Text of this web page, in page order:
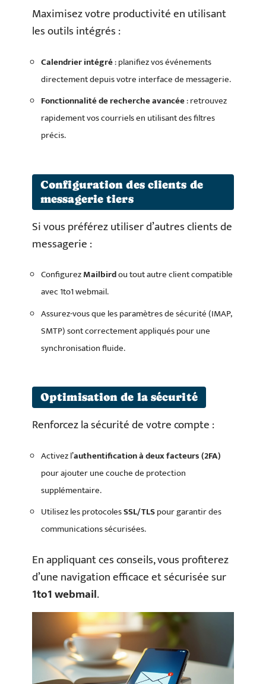
Maximisez votre productivité en utilisant
les outils intégrés :
Calendrier intégré: planifiez vos événements
directement depuis votre interface de messagerie.
Fonctionnalité de recherche avancée: retrouvez
rapidement vos courriels en utilisant des filtres
précis.
Configuration des clients de
messagerie tiers
Si vous préférez utiliser d’autres clients de
messagerie :
ConfigurezMailbirdou tout autre client compatible
avec 1to1 webmail.
Assurez-vous que les paramètres de sécurité (IMAP,
SMTP) sont correctement appliqués pour une
synchronisation fluide.
Optimisation de la sécurité
Renforcez la sécurité de votre compte :
Activez l’authentification à deux facteurs (2FA)
pour ajouter une couche de protection
supplémentaire.
Utilisez les protocolesSSL/TLSpour garantir des
communications sécurisées.
En appliquant ces conseils, vous profiterez
d’une navigation efficace et sécurisée sur
1to1 webmail.